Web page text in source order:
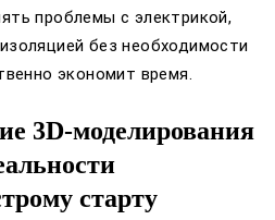
проблемы с электрикой,
без необходимости
экономит время.
3D-моделирования
старту